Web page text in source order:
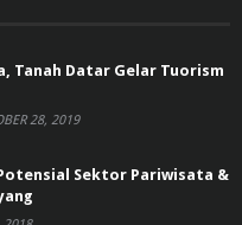
Tanah Datar Gelar Tuorism
28, 2019
Sektor Pariwisata &